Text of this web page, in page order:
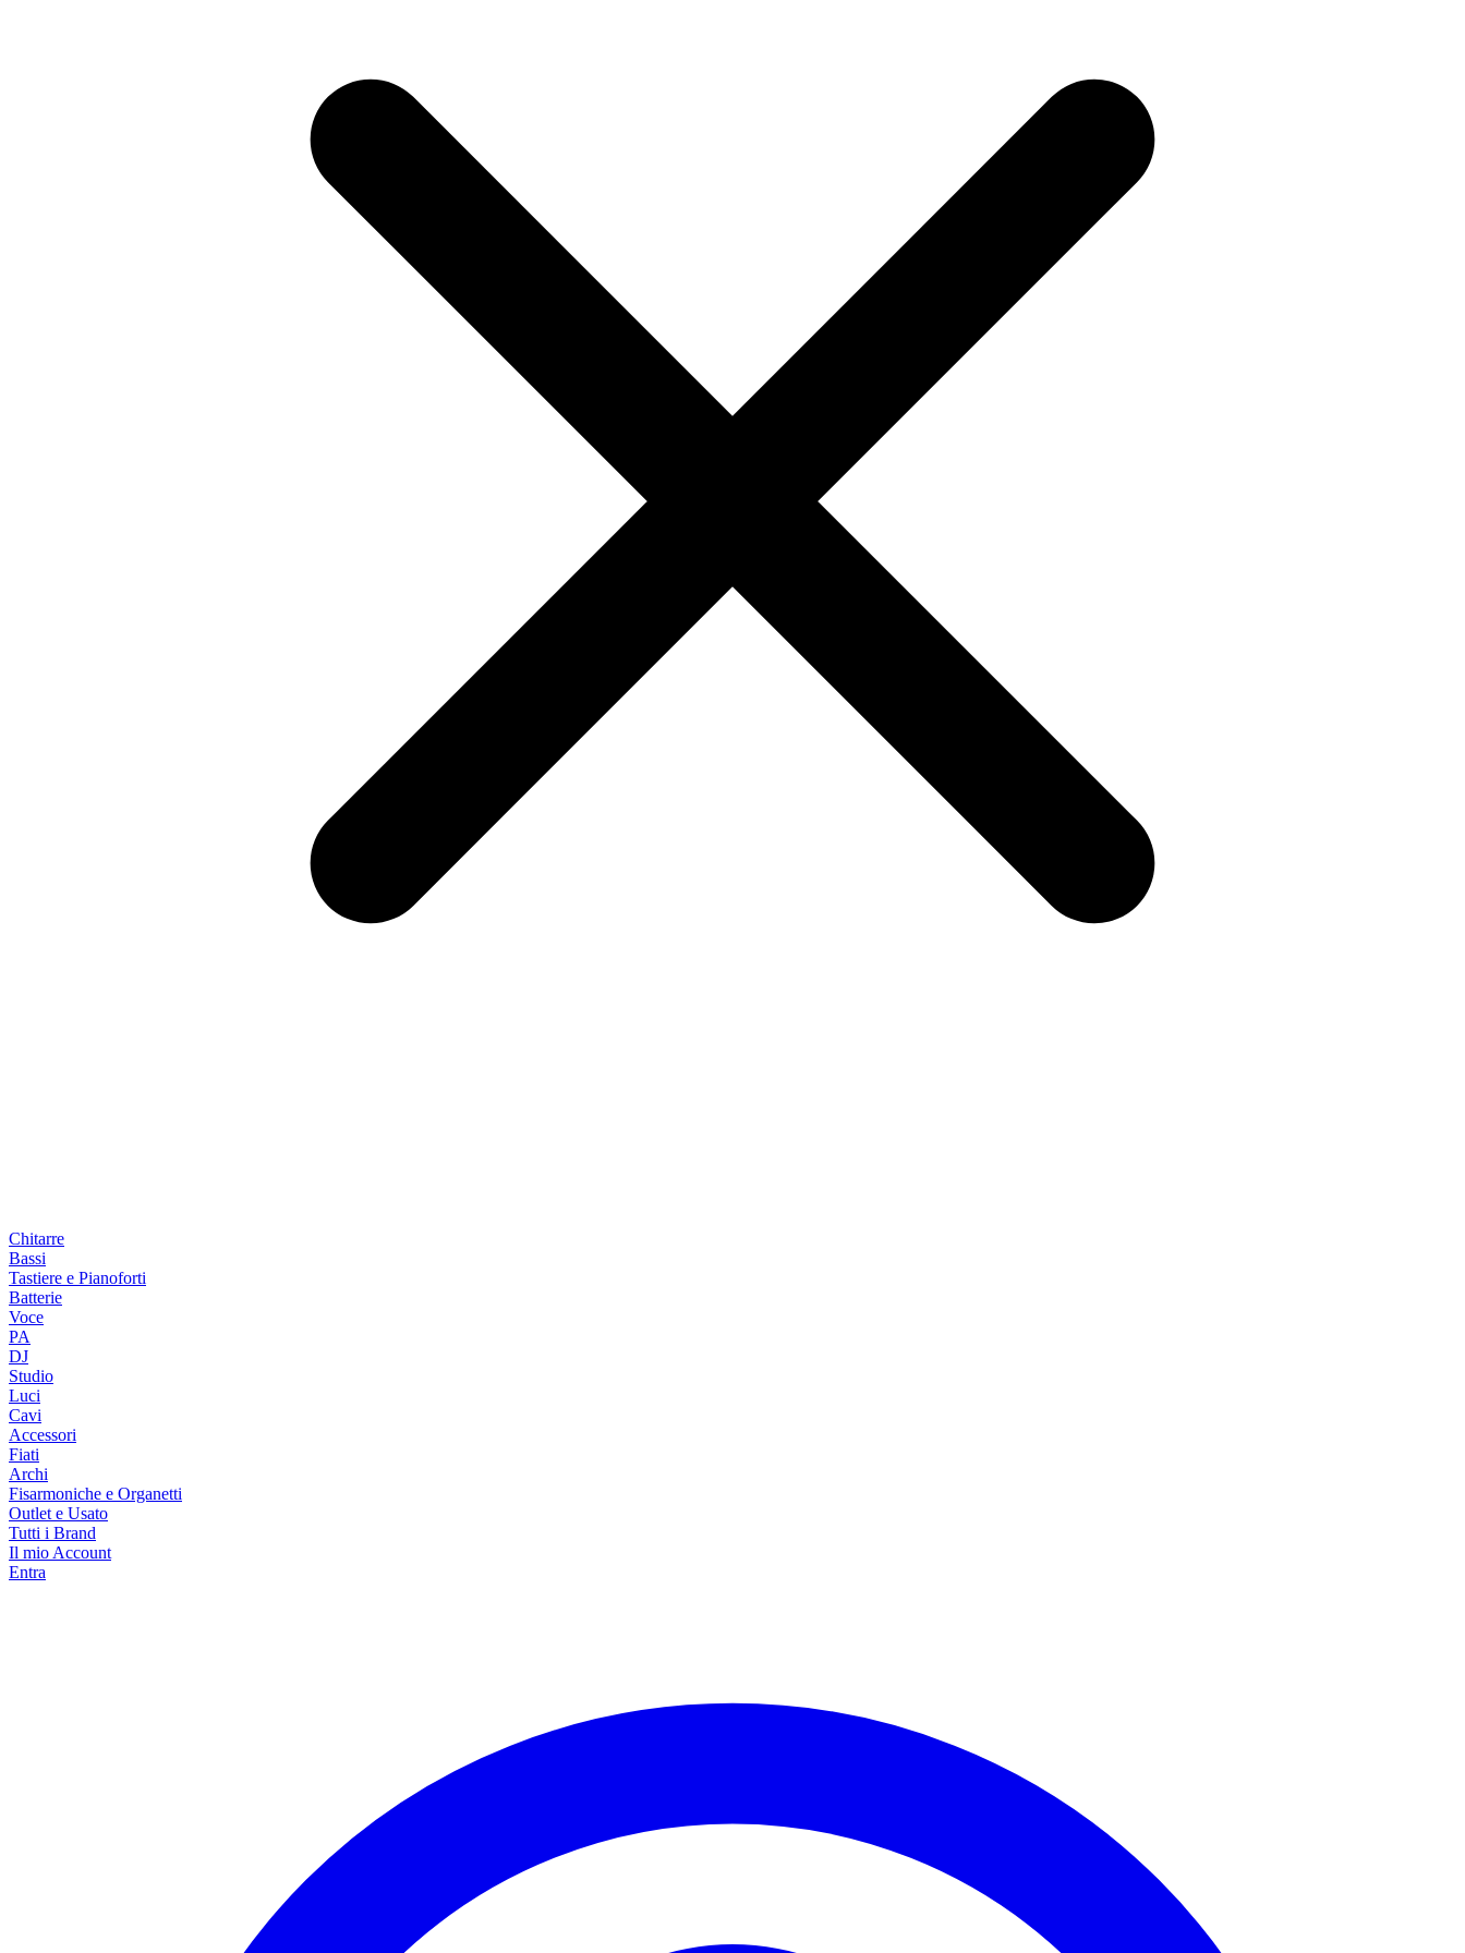
Chitarre
Bassi
Tastiere e Pianoforti
Batterie
Voce
PA
DJ
Studio
Luci
Cavi
Accessori
Fiati
Archi
Fisarmoniche e Organetti
Outlet e Usato
Tutti i Brand
Il mio Account
Entra